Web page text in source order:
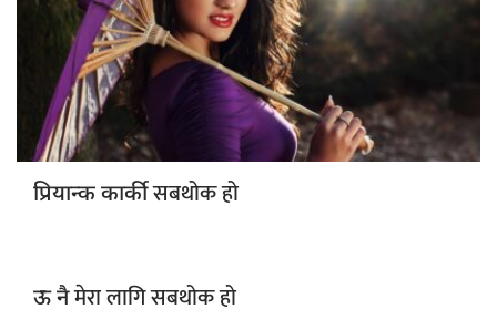
प्रियान्क कार्कीसबथोक हो
ऊ नैमेरा लागि सबथोक हो